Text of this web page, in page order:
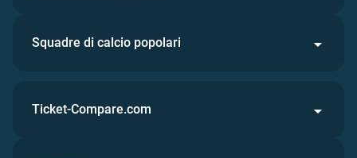
Squadre di calcio popolari
Ticket-Compare.com